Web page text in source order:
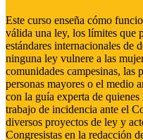
Este curso enseña cómo
válida una ley, los límites que
estándares internacionales de
ninguna ley vulnere a las
comunidades campesinas,
personas mayores o el medio
con la guía experta de quienes
trabajo de incidencia ante el
diversos proyectos de ley y
Congresistas en la redacción